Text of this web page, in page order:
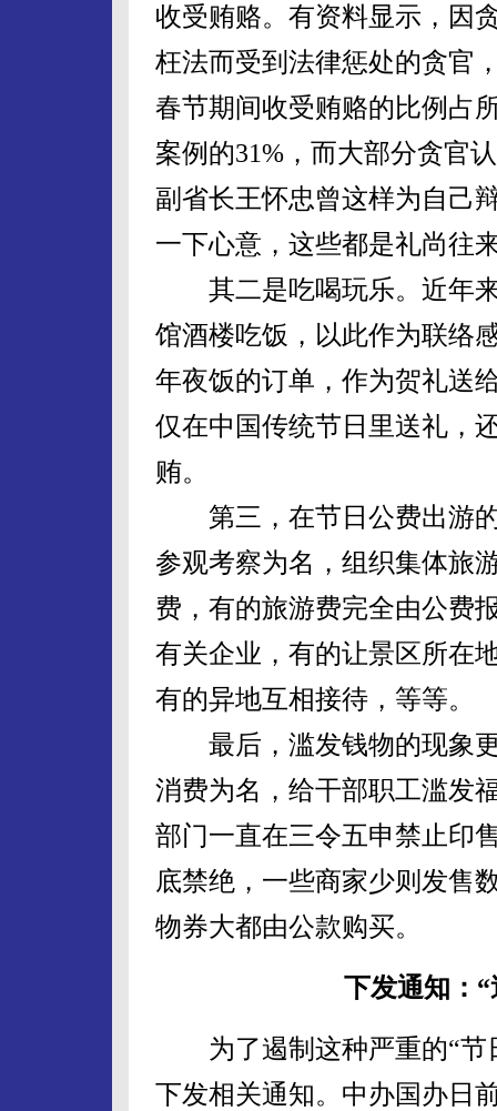
收受贿赂。有资料显示，因
枉法而受到法律惩处的贪官
春节期间收受贿赂的比例占
案例的31%，而大部分贪官
副省长王怀忠曾这样为自己
一下心意，这些都是礼尚往
其二是吃喝玩乐。近年来
馆酒楼吃饭，以此作为联络
年夜饭的订单，作为贺礼送
仅在中国传统节日里送礼，
贿。
第三，在节日公费出游的
参观考察为名，组织集体旅
费，有的旅游费完全由公费
有关企业，有的让景区所在
有的异地互相接待，等等。
最后，滥发钱物的现象更
消费为名，给干部职工滥发
部门一直在三令五申禁止印
底禁绝，一些商家少则发售
物券大都由公款购买。
下发通知：
为了遏制这种严重的“节
下发相关通知。中办国办日